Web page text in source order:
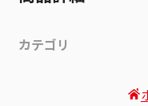
カテゴリ